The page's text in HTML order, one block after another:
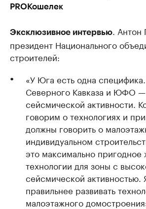
PROКошелек
Эксклюзивное интервью
. Антон
президент Национального
строителей:
«У Юга есть одна
Северного Кавказа и ЮФО —
сейсмической активности.
говорим о технологиях и
должны говорить о
индивидуальном
это максимально пригодное
технологии для зоны с
сейсмической активностью.
правильнее развивать
малоэтажного